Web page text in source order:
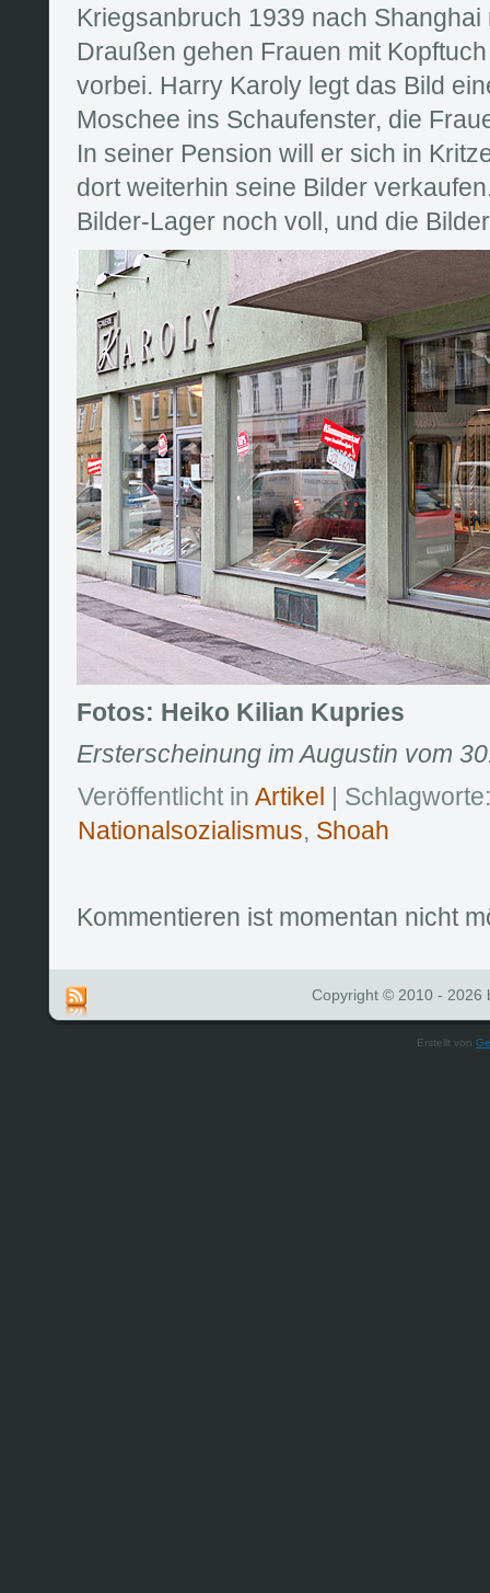
Kriegsanbruch 1939 nach Shanghai
Draußen gehen Frauen mit
vorbei. Harry Karoly legt das Bild
Moschee ins Schaufenster, die
In seiner Pension will er sich in
dort weiterhin seine Bilder
Bilder-Lager noch voll, und die
Fotos: Heiko Kilian Kupries
Ersterscheinung im Augustin vom
Veröffentlicht in Artikel |
Nationalsozialismus, Shoah
Kommentieren ist momentan nicht
Copyright © 2010 - 2026
Erstellt von